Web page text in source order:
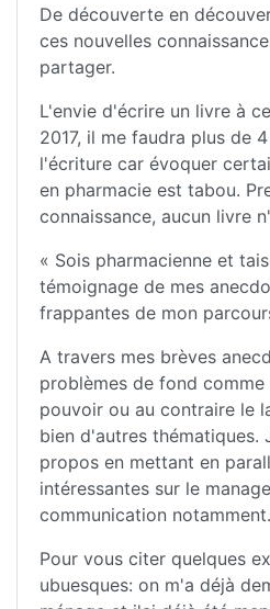
De découverte en
ces nouvelles
partager.
L'envie d'écrire un livre à
2017, il me faudra plus de
l'écriture car évoquer
en pharmacie est tabou.
connaissance, aucun livre
« Sois pharmacienne et
témoignage de mes
frappantes de mon
A travers mes brèves
problèmes de fond
pouvoir ou au contraire le
bien d'autres thématiques.
propos en mettant en
intéressantes sur le
communication notamment.
Pour vous citer quelques
ubuesques: on m'a déjà